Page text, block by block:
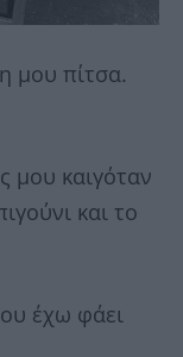
μου πίτσα.
μου καιγόταν
και το
έχω φάει